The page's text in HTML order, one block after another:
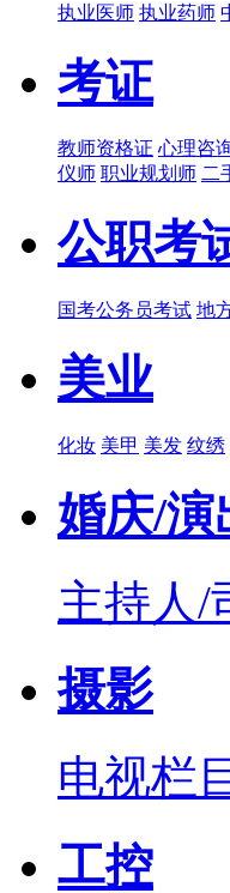
执业医师 执业药师
考证
教师资格证 心理咨
仪师 职业规划师 二
公职考
国考公务员考试 地
美业
化妆 美甲 美发 纹绣
婚庆/演
主持人/
摄影
电视栏
工控